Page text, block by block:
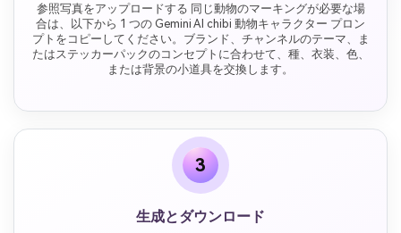
参照写真をアップロードする 同じ動物のマーキングが必要な場
合は、以下から 1 つの Gemini AI chibi 動物キャラクター プロン
プトをコピーしてください。ブランド、チャンネルのテーマ、ま
たはステッカーパックのコンセプトに合わせて、種、衣装、色、
または背景の小道具を交換します。
3
生成とダウンロード